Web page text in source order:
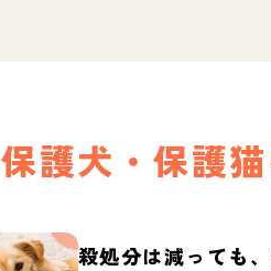
保護犬・保護
殺処分は減っても